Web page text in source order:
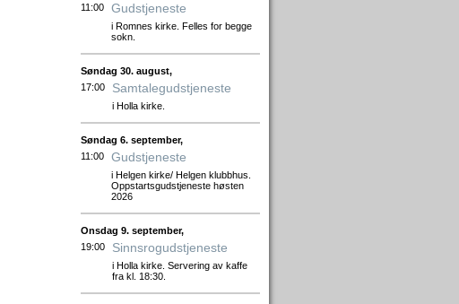
11:00
Gudstjeneste
i Romnes kirke. Felles for begge
sokn.
Søndag 30. august,
17:00
Samtalegudstjeneste
i Holla kirke.
Søndag 6. september,
11:00
Gudstjeneste
i Helgen kirke/ Helgen klubbhus.
Oppstartsgudstjeneste høsten
2026
Onsdag 9. september,
19:00
Sinnsrogudstjeneste
i Holla kirke. Servering av kaffe
fra kl. 18:30.